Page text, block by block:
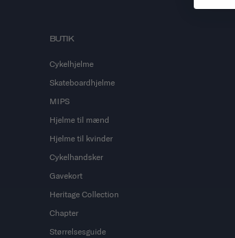
BUTIK
Cykelhjelme
Skateboardhjelme
MIPS
Hjelme til mænd
Hjelme til kvinder
Cykelhandsker
Gavekort
Heritage Collection
Chapter
Størrelsesguide